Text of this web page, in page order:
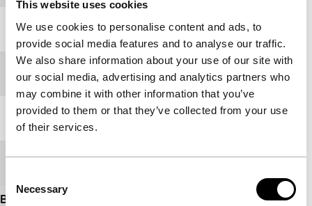
This website uses cookies
We use cookies to personalise content and ads, to
provide social media features and to analyse our traffic.
We also share information about your use of our site with
our social media, advertising and analytics partners who
may combine it with other information that you’ve
provided to them or that they’ve collected from your use
of their services.
Selection
Necessary
Jaar 2025
Festivaleditie IFFR 2025
Lengte 96'
Bekijk meer details